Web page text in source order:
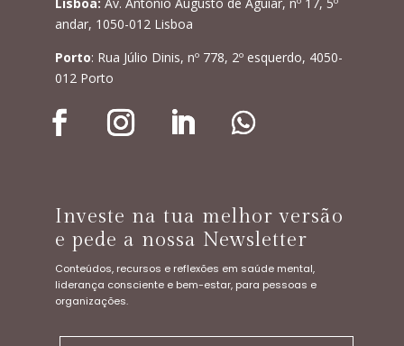
andar, 1050-012 Lisboa
Porto: Rua Júlio Dinis, nº 778, 2º esquerdo, 4050-
012 Porto
Investe na tua melhor versão
e pede a nossa Newsletter
Conteúdos, recursos e reflexões em saúde mental,
liderança consciente e bem-estar, para pessoas e
organizações.